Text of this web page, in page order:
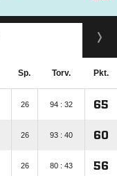
Sp. Torv. Pkt.
26 94 : 32 65
26 93 : 40 60
26 80 : 43 56